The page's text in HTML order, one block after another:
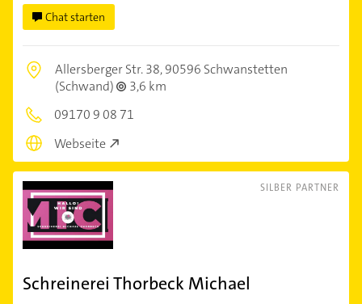
Chat starten
Allersberger Str. 38,90596 Schwanstetten
(Schwand)
3,6 km
09170 9 08 71
Webseite
SILBER PARTNER
Schreinerei Thorbeck Michael